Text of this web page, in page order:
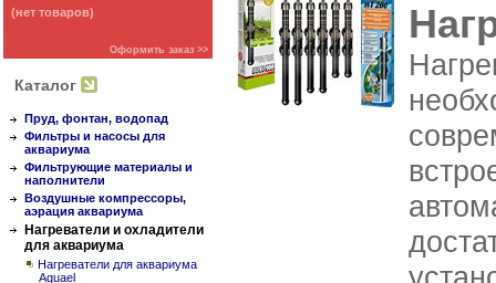
(нет товаров)
Оформить заказ >>
Каталог
Пруд, фонтан, водопад
Фильтры и насосы для
аквариума
Фильтрующие материалы и
наполнители
Воздушные компрессоры,
аэрация аквариума
Нагреватели и охладители
для аквариума
Нагреватели для аквариума
Aquael